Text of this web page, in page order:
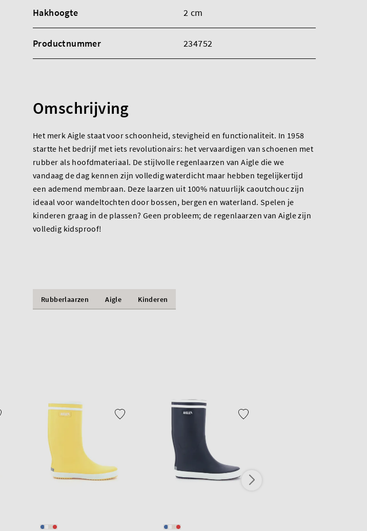
Hakhoogte 2 cm
Productnummer 234752
Omschrijving
Het merk Aigle staat voor schoonheid, stevigheid en functionaliteit. In 1958
startte het bedrijf met iets revolutionairs: het vervaardigen van schoenen met
rubber als hoofdmateriaal. De stijlvolle regenlaarzen van Aigle die we
vandaag de dag kennen zijn volledig waterdicht maar hebben tegelijkertijd
een ademend membraan. Deze laarzen uit 100% natuurlijk caoutchouc zijn
ideaal voor wandeltochten door bossen, bergen en waterland. Spelen je
kinderen graag in de plassen? Geen probleem; de regenlaarzen van Aigle zijn
volledig kidsproof!
Rubberlaarzen Aigle Kinderen